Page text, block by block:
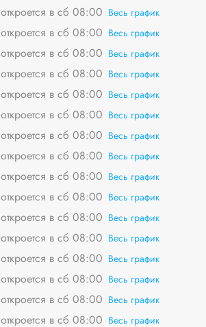
откроется в сб 08:00 Весь график
откроется в сб 08:00 Весь график
откроется в сб 08:00 Весь график
откроется в сб 08:00 Весь график
откроется в сб 08:00 Весь график
откроется в сб 08:00 Весь график
откроется в сб 08:00 Весь график
откроется в сб 08:00 Весь график
откроется в сб 08:00 Весь график
откроется в сб 08:00 Весь график
откроется в сб 08:00 Весь график
откроется в сб 08:00 Весь график
откроется в сб 08:00 Весь график
откроется в сб 08:00 Весь график
откроется в сб 08:00 Весь график
откроется в сб 08:00 Весь график